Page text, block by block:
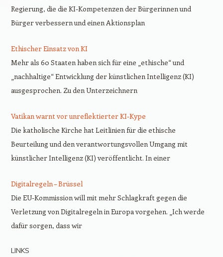
Regierung, die die KI-Kompetenzen der Bürgerinnen und
Bürger verbessern und einen Aktionsplan
Ethischer Einsatz von KI
Mehr als 60 Staaten haben sich für eine „ethische“ und
„nachhaltige“ Entwicklung der künstlichen Intelligenz (KI)
ausgesprochen. Zu den Unterzeichnern
Vatikan warnt vor unreflektierter KI-Kype
Die katholische Kirche hat Leitlinien für die ethische
Beurteilung und den verantwortungsvollen Umgang mit
künstlicher Intelligenz (KI) veröffentlicht. In einer
Digitalregeln – Brüssel
Die EU-Kommission will mit mehr Schlagkraft gegen die
Verletzung von Digitalregeln in Europa vorgehen. „Ich werde
dafür sorgen, dass wir
LINKS